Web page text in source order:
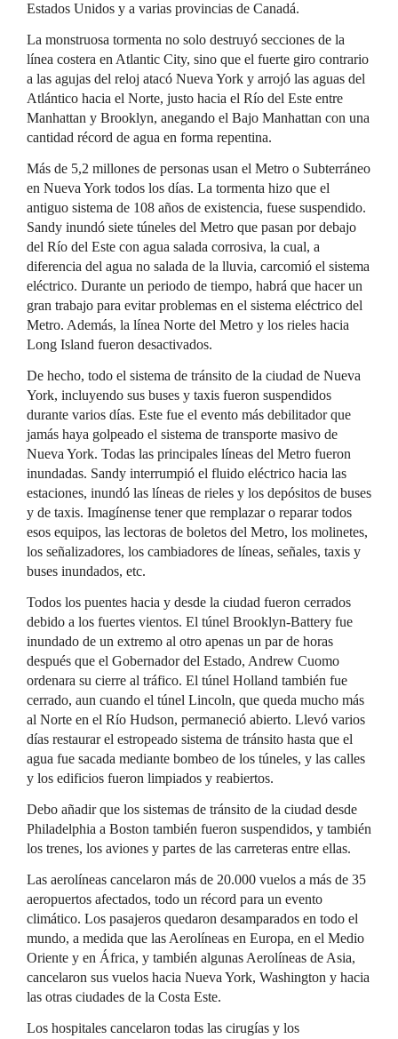
Estados Unidos y a varias provincias de Canadá.
La monstruosa tormenta no solo destruyó secciones de la
línea costera en Atlantic City, sino que el fuerte giro contrario
a las agujas del reloj atacó Nueva York y arrojó las aguas del
Atlántico hacia el Norte, justo hacia el Río del Este entre
Manhattan y Brooklyn, anegando el Bajo Manhattan con una
cantidad récord de agua en forma repentina.
Más de 5,2 millones de personas usan el Metro o Subterráneo
en Nueva York todos los días. La tormenta hizo que el
antiguo sistema de 108 años de existencia, fuese suspendido.
Sandy inundó siete túneles del Metro que pasan por debajo
del Río del Este con agua salada corrosiva, la cual, a
diferencia del agua no salada de la lluvia, carcomió el sistema
eléctrico. Durante un periodo de tiempo, habrá que hacer un
gran trabajo para evitar problemas en el sistema eléctrico del
Metro. Además, la línea Norte del Metro y los rieles hacia
Long Island fueron desactivados.
De hecho, todo el sistema de tránsito de la ciudad de Nueva
York, incluyendo sus buses y taxis fueron suspendidos
durante varios días. Este fue el evento más debilitador que
jamás haya golpeado el sistema de transporte masivo de
Nueva York. Todas las principales líneas del Metro fueron
inundadas. Sandy interrumpió el fluido eléctrico hacia las
estaciones, inundó las líneas de rieles y los depósitos de buses
y de taxis. Imagínense tener que remplazar o reparar todos
esos equipos, las lectoras de boletos del Metro, los molinetes,
los señalizadores, los cambiadores de líneas, señales, taxis y
buses inundados, etc.
Todos los puentes hacia y desde la ciudad fueron cerrados
debido a los fuertes vientos. El túnel Brooklyn-Battery fue
inundado de un extremo al otro apenas un par de horas
después que el Gobernador del Estado, Andrew Cuomo
ordenara su cierre al tráfico. El túnel Holland también fue
cerrado, aun cuando el túnel Lincoln, que queda mucho más
al Norte en el Río Hudson, permaneció abierto. Llevó varios
días restaurar el estropeado sistema de tránsito hasta que el
agua fue sacada mediante bombeo de los túneles, y las calles
y los edificios fueron limpiados y reabiertos.
Debo añadir que los sistemas de tránsito de la ciudad desde
Philadelphia a Boston también fueron suspendidos, y también
los trenes, los aviones y partes de las carreteras entre ellas.
Las aerolíneas cancelaron más de 20.000 vuelos a más de 35
aeropuertos afectados, todo un récord para un evento
climático. Los pasajeros quedaron desamparados en todo el
mundo, a medida que las Aerolíneas en Europa, en el Medio
Oriente y en África, y también algunas Aerolíneas de Asia,
cancelaron sus vuelos hacia Nueva York, Washington y hacia
las otras ciudades de la Costa Este.
Los hospitales cancelaron todas las cirugías y los